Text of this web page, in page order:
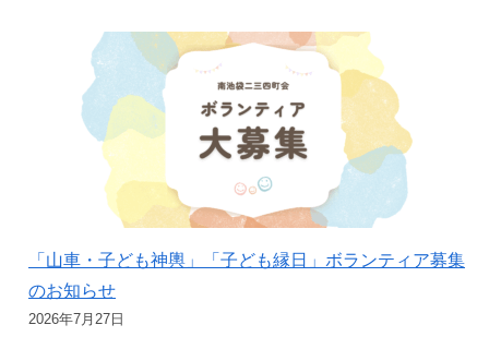
「山車・子ども神輿」「子ども縁日」ボランティア募集
のお知らせ
2026年7月27日